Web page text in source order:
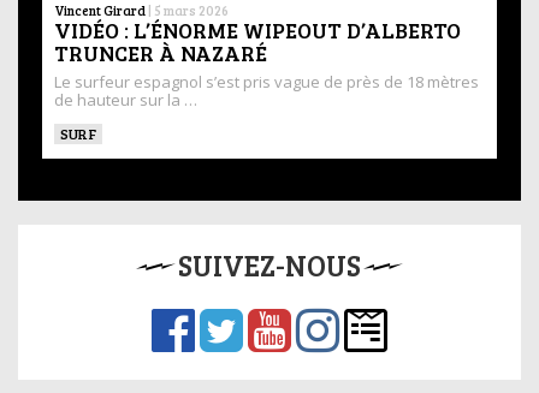
Vincent Girard | 5 mars 2026
VIDÉO : L’ÉNORME WIPEOUT D’ALBERTO
TRUNCER À NAZARÉ
Le surfeur espagnol s’est pris vague de près de 18 mètres
de hauteur sur la …
SURF
SUIVEZ-NOUS